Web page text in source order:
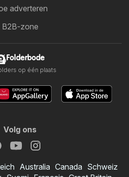
adverteren
B2B-zone
Folderbode
op één plaats
Volg ons
Australia Canada Schweiz